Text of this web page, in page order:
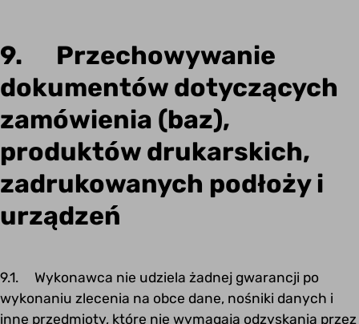
9. Przechowywanie
dokumentów dotyczących
zamówienia (baz),
produktów drukarskich,
zadrukowanych podłoży i
urządzeń
9.1. Wykonawca nie udziela żadnej gwarancji po
wykonaniu zlecenia na obce dane, nośniki danych i
inne przedmioty, które nie wymagają odzyskania przez